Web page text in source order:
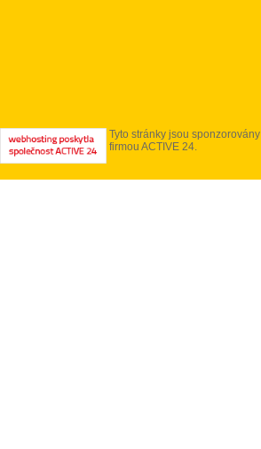
Tyto stránky jsou sponzorovány
firmou ACTIVE 24.